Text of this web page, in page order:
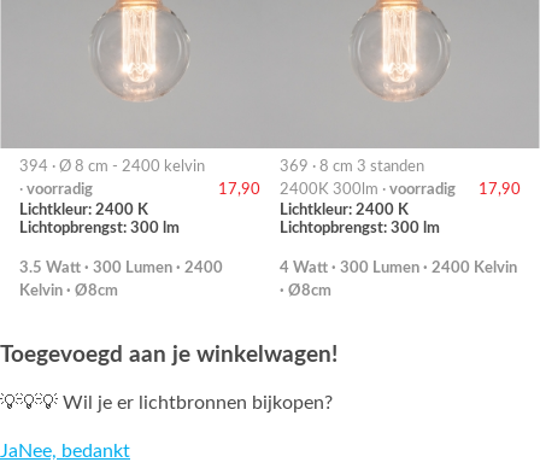
394 · Ø 8 cm - 2400 kelvin
· voorradig
17,90
Lichtkleur: 2400 K
Lichtopbrengst: 300 lm
3.5 Watt · 300 Lumen · 2400
Kelvin · Ø8cm
369 · 8 cm 3 standen
2400K 300lm · voorradig
17,90
Lichtkleur: 2400 K
Lichtopbrengst: 300 lm
4 Watt · 300 Lumen · 2400 Kelvin
· Ø8cm
Toegevoegd aan je winkelwagen!
💡💡💡 Wil je er lichtbronnen bijkopen?
JaNee, bedankt